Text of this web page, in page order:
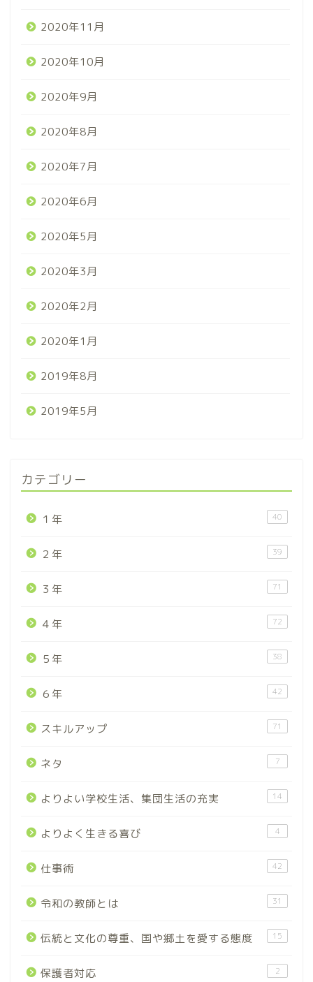
2020年11月
2020年10月
2020年9月
2020年8月
2020年7月
2020年6月
2020年5月
2020年3月
2020年2月
2020年1月
2019年8月
2019年5月
カテゴリー
１年 40
２年 39
３年 71
４年 72
５年 38
６年 42
スキルアップ 71
ネタ 7
よりよい学校生活、集団生活の充実 14
よりよく生きる喜び 4
仕事術 42
令和の教師とは 31
伝統と文化の尊重、国や郷土を愛する態度 15
保護者対応 2